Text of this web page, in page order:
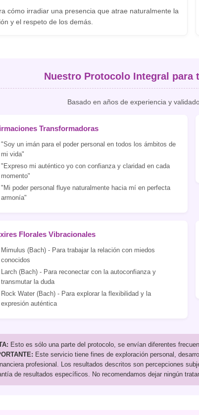
cómo irradiar una presencia que atrae naturalmente la
y el respeto de los demás.
Nuestro Protocolo Integral para
Basado en años de experiencia y
Transformadoras
"Soy un imán para el poder personal en todos los ámbitos de
mi vida"
"Expreso mi auténtico yo con confianza y claridad en cada
momento"
"Mi poder personal fluye naturalmente hacia mí en perfecta
armonía"
Florales Vibracionales
Mimulus (Bach) - Para trabajar la relación con miedos
conocidos
Larch (Bach) - Para reconectar con la autoconfianza y
transmutar la duda
Rock Water (Bach) - Para explorar la flexibilidad y la
expresión auténtica
Esto es sólo una parte del protocolo, se envían diferentes
Este servicio tiene fines de exploración personal,
profesional. Los resultados descritos son percepciones
de resultados específicos. No recomendamos dejar ningún